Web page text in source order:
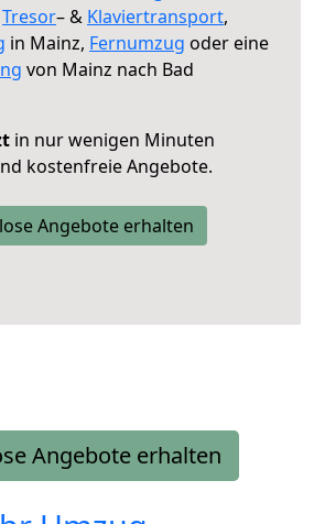
Tresor– & Klaviertransport,
in Mainz, Fernumzug oder eine
von Mainz nach Bad
in nur wenigen Minuten
kostenfreie Angebote.
Angebote erhalten
Angebote erhalten